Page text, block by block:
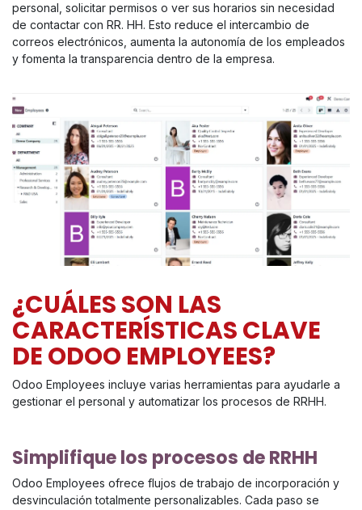
personal, solicitar permisos o ver sus horarios sin necesidad
de contactar con RR. HH. Esto reduce el intercambio de
correos electrónicos, aumenta la autonomía de los empleados
y fomenta la transparencia dentro de la empresa.
¿CUÁLES SON LAS
CARACTERÍSTICAS CLAVE
DE ODOO EMPLOYEES?
Odoo Employees incluye varias herramientas para ayudarle a
gestionar el personal y automatizar los procesos de RRHH.
Simplifique los procesos de RRHH
Odoo Employees ofrece flujos de trabajo de incorporación y
desvinculación totalmente personalizables. Cada paso se